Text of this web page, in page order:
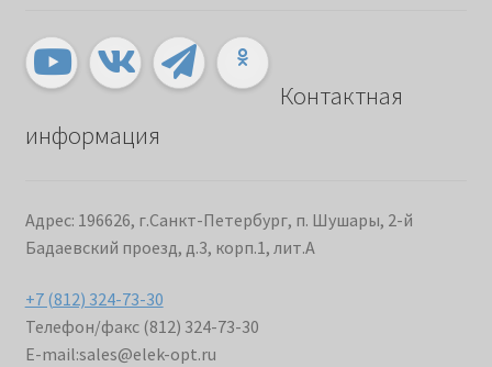
Контактная
информация
Адрес: 196626, г.Санкт-Петербург, п. Шушары, 2-й
Бадаевский проезд, д.3, корп.1, лит.А
+7 (812) 324-73-30
Телефон/факс (812) 324-73-30
E-mail:sales@elek-opt.ru